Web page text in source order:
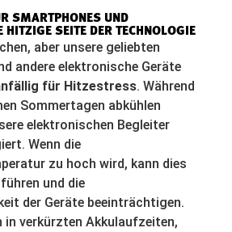
SMARTPHONES UND
HITZIGE SEITE DER TECHNOLOGIE
aber unsere geliebten
andere elektronische Geräte
für Hitzestress. Während
Sommertagen abkühlen
elektronischen Begleiter
Wenn die
zu hoch wird, kann dies
und die
der Geräte beeinträchtigen.
in verkürzten Akkulaufzeiten,